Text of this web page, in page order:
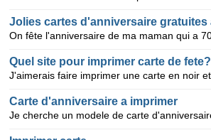
Quel site pour imprimer carte de fete?
Carte d'anniversaire a imprimer